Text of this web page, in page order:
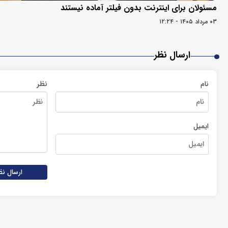
مسئولان برای اینترنت بدون فیلتر آماده نیستند
۰۳ مرداد ۱۴۰۵ - ۱۲:۲۴
ارسال نظر
نام
ایمیل
نظر
ارسال